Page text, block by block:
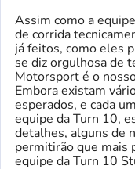
Assim como a
de corrida
já feitos, como eles
se diz orgulhosa de
Motorsport é o
Embora existam
esperados, e cada
equipe da Turn 10,
detalhes, alguns de
permitirão que mais
equipe da Turn 10